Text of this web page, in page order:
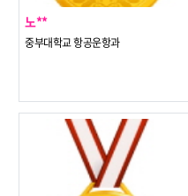
노**
중부대학교 항공운항과